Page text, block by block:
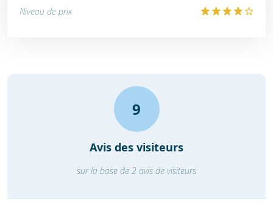
Niveau de prix
9
Avis des visiteurs
sur la base de 2 avis de visiteurs